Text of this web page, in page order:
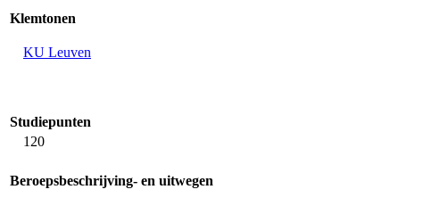
Klemtonen
KU Leuven
Studiepunten
120
Beroepsbeschrijving- en uitwegen